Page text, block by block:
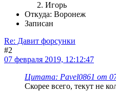
Игорь
Откуда: Воронеж
Записан
Re: Давит форсунки
#2
07 февраля 2019, 12:12:47
Цитата: Pavel0861 от
Скорее всего, текут не